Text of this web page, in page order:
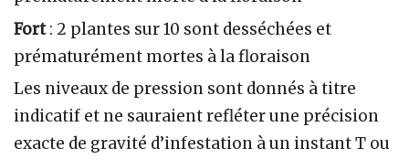
Fort: 2 plantes sur 10 sont desséchées et
prématurément mortes à la floraison
Les niveaux de pression sont donnés à titre
indicatif et ne sauraient refléter une précision
exacte de gravité d’infestation à un instant T ou